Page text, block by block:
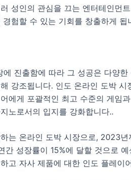
성인의 관심을 끄는 엔터테인먼
험할 수 있는 기회를 창출하게 됩
진출함에 따라 그 성공은 다양
강조됩니다. 인도 온라인 도박
에게 포괄적인 최고 수준의 게임
노로서의 입지를 강화합니다..
는 온라인 도박 시장으로, 2023
간 성장률이 15%에 달할 것으로
고 자사 제품에 대한 인도 플레이